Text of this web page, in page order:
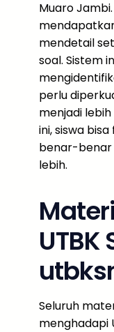
Muaro
mendetail
soal. Sistem
perlu
menjadi
ini, siswa
benar-
lebih.
UTBK
Seluruh
menghadapi